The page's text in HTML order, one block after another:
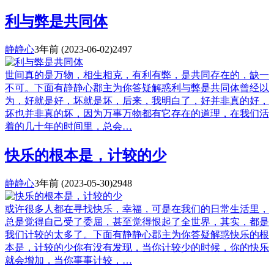
利与弊是共同体
静静心3年前 (2023-06-02)2497
世间真的是万物，相生相克，有利有弊，是共同存在的，缺一
不可。下面有静静心郡主为你答疑解惑利与弊是共同体曾经以
为，好就是好，坏就是坏，后来，我明白了，好并非真的好，
坏也并非真的坏，因为万事万物都有它存在的道理，在我们活
着的几十年的时间里，总会…
快乐的根本是，计较的少
静静心3年前 (2023-05-30)2948
或许很多人都在寻找快乐，幸福，可是在我们的日常生活里，
总是觉得自己受了委屈，甚至觉得恨起了全世界，其实，都是
我们计较的太多了。下面有静静心郡主为你答疑解惑快乐的根
本是，计较的少你有没有发现，当你计较少的时候，你的快乐
就会增加，当你事事计较，…